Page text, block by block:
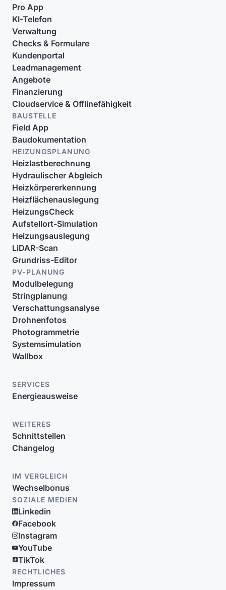
Pro App
KI-Telefon
Verwaltung
Checks & Formulare
Kundenportal
Leadmanagement
Angebote
Finanzierung
Cloudservice & Offlinefähigkeit
BAUSTELLE
Field App
Baudokumentation
HEIZUNGSPLANUNG
Heizlastberechnung
Hydraulischer Abgleich
Heizkörpererkennung
Heizflächenauslegung
HeizungsCheck
Aufstellort-Simulation
Heizungsauslegung
LiDAR-Scan
Grundriss-Editor
PV-PLANUNG
Modulbelegung
Stringplanung
Verschattungsanalyse
Drohnenfotos
Photogrammetrie
Systemsimulation
Wallbox
SERVICES
Energieausweise
WEITERES
Schnittstellen
Changelog
IM VERGLEICH
Wechselbonus
SOZIALE MEDIEN
Linkedin
Facebook
Instagram
YouTube
TikTok
RECHTLICHES
Impressum